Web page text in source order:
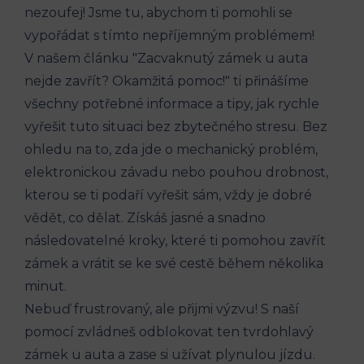
nezoufej! Jsme tu, abychom ti pomohli se‍
vypořádat s tímto​ nepříjemným problémem!
V našem článku "Zacvaknutý zámek u auta
nejde zavřít? Okamžitá pomoc!" ti přinášíme
všechny potřebné informace a tipy, jak rychle
vyřešit tuto situaci bez zbytečného stresu.​ Bez
⁢ohledu na ‌to, zda jde ‌o mechanický problém,
elektronickou závadu nebo pouhou⁣ drobnost,
kterou se ti podaří ‌vyřešit⁣ sám, vždy je dobré
vědět, co dělat. Získáš ⁤jasné a snadno
⁢následovatelné kroky,⁣ které ti pomohou zavřít
⁤zámek a vrátit ⁤se⁤ ke ​své cestě během‍ několika
⁤minut.
Nebuď frustrovaný, ale přijmi výzvu! S naší⁢
pomocí zvládneš odblokovat ten⁣ tvrdohlavý
zámek⁢ u auta a zase ⁢si užívat plynulou jízdu.